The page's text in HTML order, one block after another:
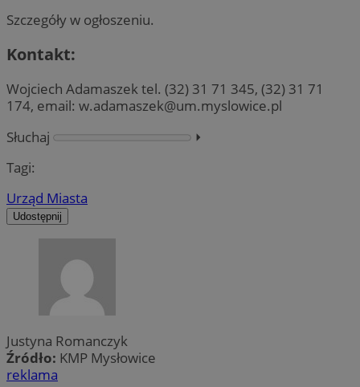
Szczegóły w ogłoszeniu.
Kontakt:
Wojciech Adamaszek tel. (32) 31 71 345, (32) 31 71
174, email: w.adamaszek@um.myslowice.pl
Słuchaj
⏵︎
Tagi:
Urząd Miasta
Udostępnij
Justyna Romanczyk
Źródło: KMP Mysłowice
reklama